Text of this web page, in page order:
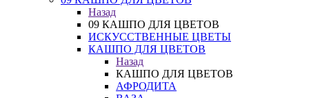
Назад
09 КАШПО ДЛЯ ЦВЕТОВ
ИСКУССТВЕННЫЕ ЦВЕТЫ
КАШПО ДЛЯ ЦВЕТОВ
Назад
КАШПО ДЛЯ ЦВЕТОВ
АФРОДИТА